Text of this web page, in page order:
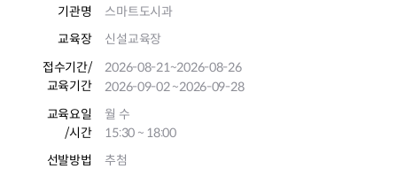
기관명
스마트도시과
교육장
신설교육장
접수기간/
교육기간
2026-08-21~2026-08-26
2026-09-02~2026-09-28
교육요일
/시간
월 수
15:30 ~ 18:00
선발방법
추첨